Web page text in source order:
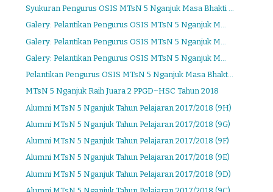
Syukuran Pengurus OSIS MTsN 5 Nganjuk Masa Bhakti ...
Galery: Pelantikan Pengurus OSIS MTsN 5 Nganjuk M...
Galery: Pelantikan Pengurus OSIS MTsN 5 Nganjuk M...
Galery: Pelantikan Pengurus OSIS MTsN 5 Nganjuk M...
Pelantikan Pengurus OSIS MTsN 5 Nganjuk Masa Bhakt...
MTsN 5 Nganjuk Raih Juara 2 PPGD~HSC Tahun 2018
Alumni MTsN 5 Nganjuk Tahun Pelajaran 2017/2018 (9H)
Alumni MTsN 5 Nganjuk Tahun Pelajaran 2017/2018 (9G)
Alumni MTsN 5 Nganjuk Tahun Pelajaran 2017/2018 (9F)
Alumni MTsN 5 Nganjuk Tahun Pelajaran 2017/2018 (9E)
Alumni MTsN 5 Nganjuk Tahun Pelajaran 2017/2018 (9D)